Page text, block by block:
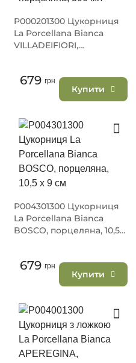
P000201300 Цукорниця
La Porcellana Bianca
VILLADEIFIORI,
679 грн
Купити
P004301300 Цукорниця
La Porcellana Bianca
BOSCO, порцеляна, 10,5 х
679 грн
Купити